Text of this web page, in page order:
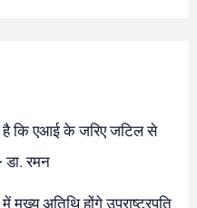
है कि एआई के जरिए जटिल से
रमन
मुख्य अतिथि होंगे उपराष्ट्रपति